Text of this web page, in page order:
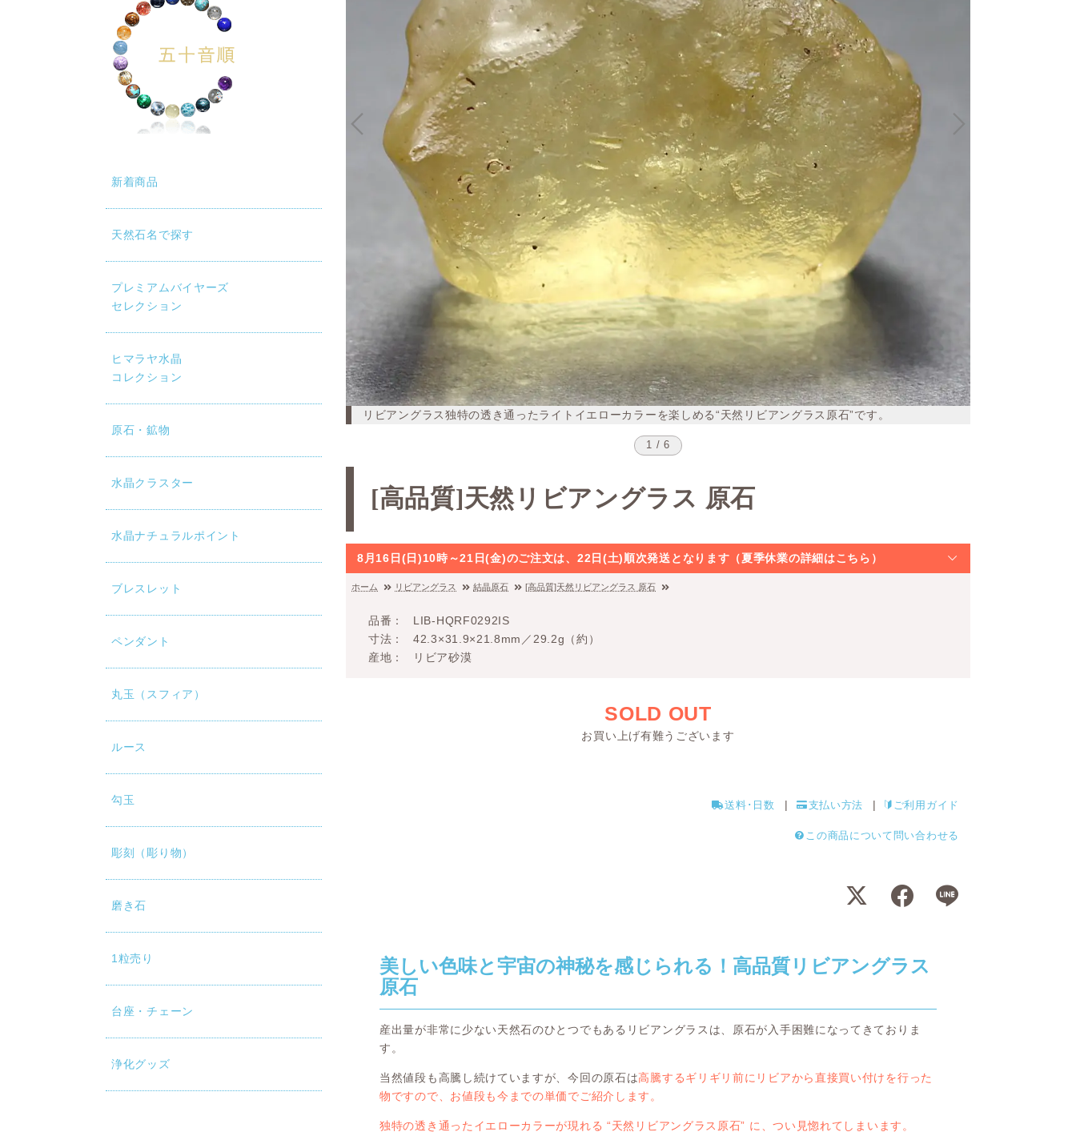
新着商品
天然石名で探す
プレミアムバイヤーズ
セレクション
ヒマラヤ水晶
コレクション
原石・鉱物
水晶クラスター
水晶ナチュラルポイント
ブレスレット
ペンダント
丸玉（スフィア）
ルース
勾玉
彫刻（彫り物）
磨き石
1粒売り
台座・チェーン
浄化グッズ
リビアングラス独特の透き通ったライトイエローカラーを楽しめる“天然リビアングラス原石”です。
1 / 6
[高品質]天然リビアングラス 原石
8月16日(日)10時～21日(金)のご注文は、22日(土)順次発送となります（夏季休業の詳細はこちら）
ホーム リビアングラス 結晶原石 [高品質]天然リビアングラス 原石
品番
LIB-HQRF0292IS
寸法
42.3×31.9×21.8mm／29.2g（約）
産地
リビア砂漠
SOLD OUT
お買い上げ有難うございます
送料･日数 支払い方法 ご利用ガイド
この商品について問い合わせる
美しい色味と宇宙の神秘を感じられる！高品質リビアングラス
原石
産出量が非常に少ない天然石のひとつでもあるリビアングラスは、原石が入手困難になってきておりま
す。
当然値段も高騰し続けていますが、今回の原石は高騰するギリギリ前にリビアから直接買い付けを行った
物ですので、お値段も今までの単価でご紹介します。
独特の透き通ったイエローカラーが現れる “天然リビアングラス原石” に、つい見惚れてしまいます。